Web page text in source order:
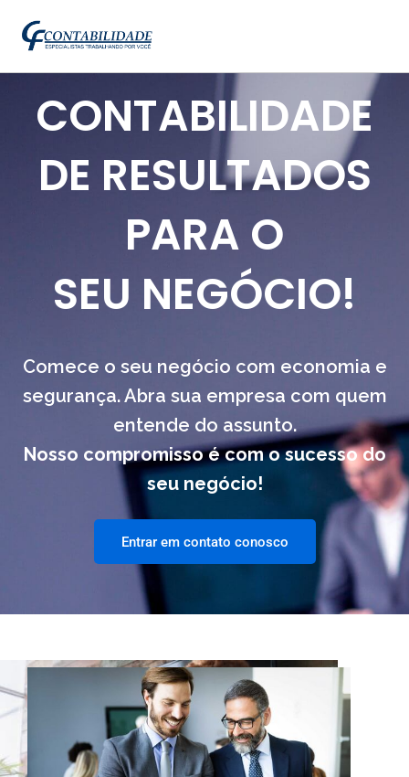
CONTABILIDADE
DE RESULTADOS
PARA O
SEU NEGÓCIO!
Comece o seu negócio com economia e
segurança. Abra sua empresa com quem
entende do assunto.
Nosso compromisso é com o sucesso do
seu negócio!
Entrar em contato conosco